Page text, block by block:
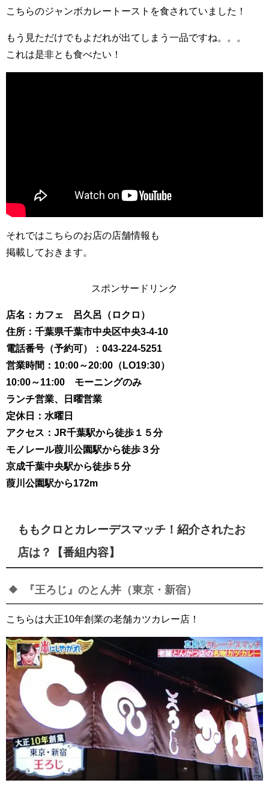
こちらのジャンボカレートーストを食されていました！
もう見ただけでもよだれが出てしまう一品ですね。。。
これは是非とも食べたい！
それではこちらのお店の店舗情報も
掲載しておきます。
スポンサードリンク
店名：カフェ 呂久呂（ロクロ）
住所：千葉県千葉市中央区中央3-4-10
電話番号（予約可）： 043-224-5251
営業時間：10:00～20:00（LO19:30）
10:00～11:00 モーニングのみ
ランチ営業、日曜営業
定休日：水曜日
アクセス：JR千葉駅から徒歩１５分
モノレール葭川公園駅から徒歩３分
京成千葉中央駅から徒歩５分
葭川公園駅から172m
ももクロとカレーデスマッチ！紹介されたお
店は？【番組内容】
『王ろじ』のとん丼（東京・新宿）
こちらは大正10年創業の老舗カツカレー店！